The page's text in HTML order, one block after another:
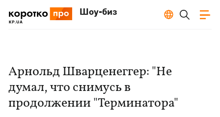
Шоу-биз
Арнольд Шварценеггер: "Не
думал, что снимусь в
продолжении "Терминатора"